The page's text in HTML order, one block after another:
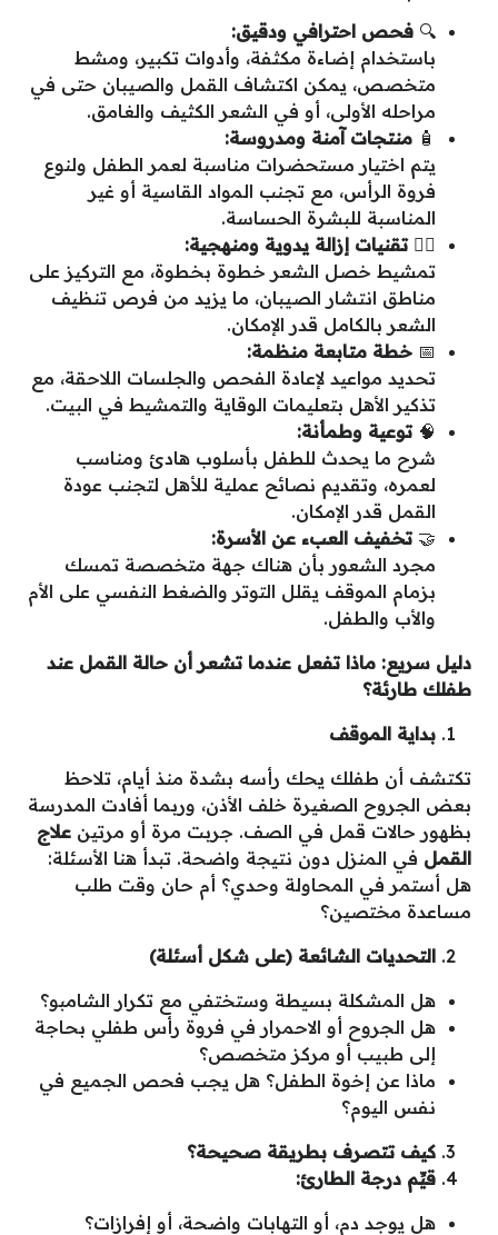
🔍 فحص احترافي ودقيق:
باستخدام إضاءة مكثفة، وأدوات تكبير، ومشط
متخصص، يمكن اكتشاف القمل والصيبان حتى في
مراحله الأولى، أو في الشعر الكثيف والغامق.
🧴 منتجات آمنة ومدروسة:
يتم اختيار مستحضرات مناسبة لعمر الطفل ولنوع
فروة الرأس، مع تجنب المواد القاسية أو غير
المناسبة للبشرة الحساسة.
💇‍♀️تقنيات إزالة يدوية ومنهجية:
تمشيط خصل الشعر خطوة بخطوة، مع التركيز على
مناطق انتشار الصيبان، ما يزيد من فرص تنظيف
الشعر بالكامل قدر الإمكان.
📅 خطة متابعة منظمة:
تحديد مواعيد لإعادة الفحص والجلسات اللاحقة، مع
تذكير الأهل بتعليمات الوقاية والتمشيط في البيت.
🧠توعية وطمأنة:
شرح ما يحدث للطفل بأسلوب هادئ ومناسب
لعمره، وتقديم نصائح عملية للأهل لتجنب عودة
القمل قدر الإمكان.
🤝تخفيف العبء عن الأسرة:
مجرد الشعور بأن هناك جهة متخصصة تمسك
بزمام الموقف يقلل التوتر والضغط النفسي على الأم
والأب والطفل.
دليل سريع: ماذا تفعل عندما تشعر أن حالة القمل عند
طفلك طارئة؟
بداية الموقف
تكتشف أن طفلك يحك رأسه بشدة منذ أيام، تلاحظ
بعض الجروح الصغيرة خلف الأذن، وربما أفادت المدرسة
بظهور حالات قمل في الصف. جربت مرة أو مرتين علاج
القمل في المنزل دون نتيجة واضحة. تبدأ هنا الأسئلة:
هل أستمر في المحاولة وحدي؟ أم حان وقت طلب
مساعدة مختصين؟
التحديات الشائعة (على شكل أسئلة)
هل المشكلة بسيطة وستختفي مع تكرار الشامبو؟
هل الجروح أو الاحمرار في فروة رأس طفلي بحاجة
إلى طبيب أو مركز متخصص؟
ماذا عن إخوة الطفل؟ هل يجب فحص الجميع في
نفس اليوم؟
كيف تتصرف بطريقة صحيحة؟
قيِّم درجة الطارئ:
هل يوجد دم، أو التهابات واضحة، أو إفرازات؟